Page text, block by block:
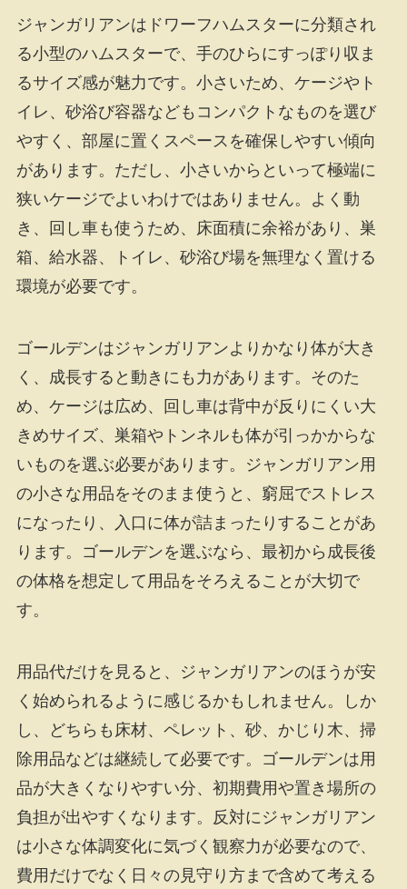
ジャンガリアンはドワーフハムスターに分類され
る小型のハムスターで、手のひらにすっぽり収ま
るサイズ感が魅力です。小さいため、ケージやト
イレ、砂浴び容器などもコンパクトなものを選び
やすく、部屋に置くスペースを確保しやすい傾向
があります。ただし、小さいからといって極端に
狭いケージでよいわけではありません。よく動
き、回し車も使うため、床面積に余裕があり、巣
箱、給水器、トイレ、砂浴び場を無理なく置ける
環境が必要です。
ゴールデンはジャンガリアンよりかなり体が大き
く、成長すると動きにも力があります。そのた
め、ケージは広め、回し車は背中が反りにくい大
きめサイズ、巣箱やトンネルも体が引っかからな
いものを選ぶ必要があります。ジャンガリアン用
の小さな用品をそのまま使うと、窮屈でストレス
になったり、入口に体が詰まったりすることがあ
ります。ゴールデンを選ぶなら、最初から成長後
の体格を想定して用品をそろえることが大切で
す。
用品代だけを見ると、ジャンガリアンのほうが安
く始められるように感じるかもしれません。しか
し、どちらも床材、ペレット、砂、かじり木、掃
除用品などは継続して必要です。ゴールデンは用
品が大きくなりやすい分、初期費用や置き場所の
負担が出やすくなります。反対にジャンガリアン
は小さな体調変化に気づく観察力が必要なので、
費用だけでなく日々の見守り方まで含めて考える